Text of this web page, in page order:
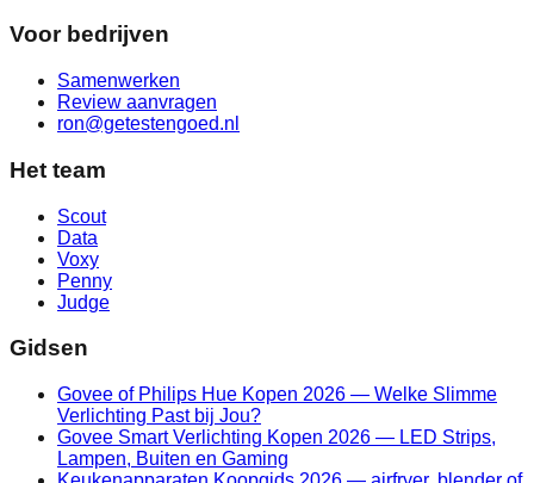
Voor bedrijven
Samenwerken
Review aanvragen
ron@getestengoed.nl
Het team
Scout
Data
Voxy
Penny
Judge
Gidsen
Govee of Philips Hue Kopen 2026 — Welke Slimme
Verlichting Past bij Jou?
Govee Smart Verlichting Kopen 2026 — LED Strips,
Lampen, Buiten en Gaming